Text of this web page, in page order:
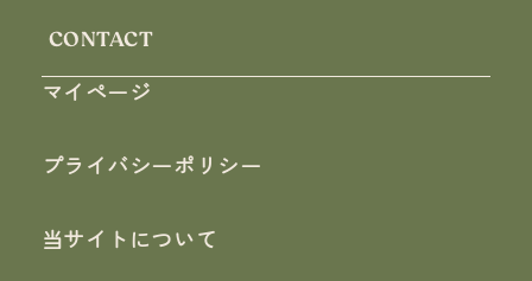
CONTACT
マイページ
プライバシーポリシー
当サイトについて